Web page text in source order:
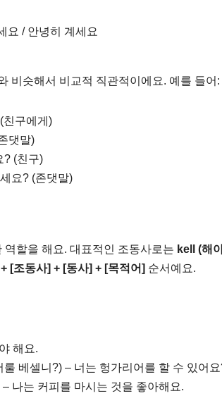
요 / 안녕히 계세요
비슷해서 비교적 직관적이에요. 예를 들어:
친구에게)
댓말)
? (친구)
요? (존댓말)
할을 해요. 대표적인 조동사로는 kell (해
[조동사] + [동사] + [목적어] 순서예요.
해요.
룰 베셀니?) – 너는 헝가리어를 할 수 있어
나는 커피를 마시는 것을 좋아해요.